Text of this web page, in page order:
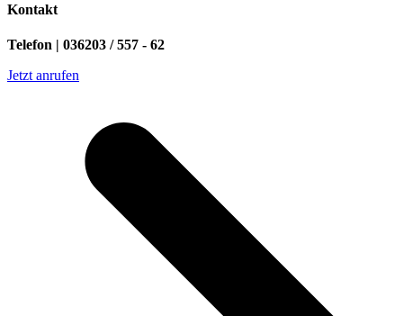
Kontakt
Telefon | 036203 / 557 - 62
Jetzt anrufen